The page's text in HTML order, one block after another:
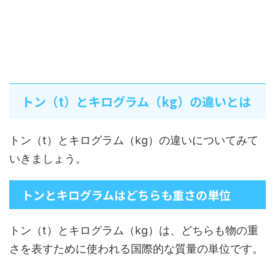
トン（t）とキログラム（kg）の違いとは
トン（t）とキログラム（kg）の違いについてみて
いきましょう。
トンとキログラムはどちらも重さの単位
トン（t）とキログラム（kg）は、どちらも物の重
さを表すために使われる国際的な質量の単位です。